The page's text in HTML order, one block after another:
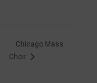
Chicago Mass
Choir